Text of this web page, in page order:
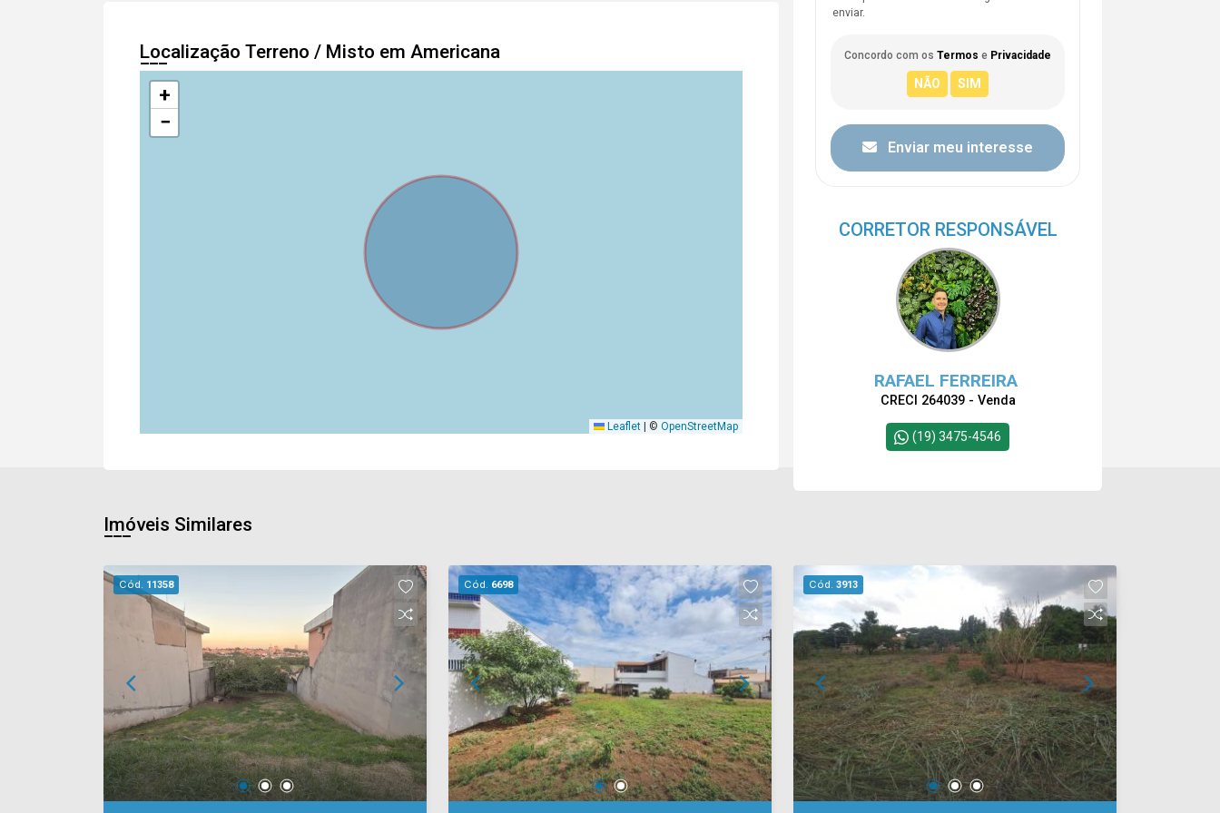
Localização Terreno / Misto em Americana
+
−
Leaflet © OpenStreetMap
enviar.
Concordo com os Termos e Privacidade
Enviar meu interesse
CORRETOR RESPONSÁVEL
RAFAEL FERREIRA
CRECI 264039 - Venda
(19) 3475-4546
Imóveis Similares
Cód. 11358 Cód. 6698 Cód. 3913